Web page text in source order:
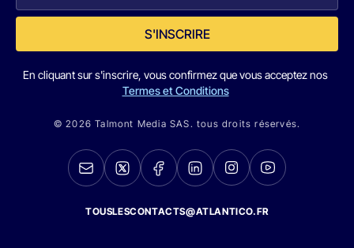
S'INSCRIRE
En cliquant sur s'inscrire, vous confirmez que vous acceptez nos
Termes et Conditions
© 2026 Talmont Media SAS. tous droits réservés.
TOUSLESCONTACTS@ATLANTICO.FR